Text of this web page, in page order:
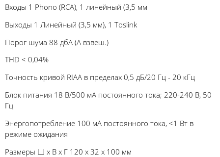
Входы 1 Phono (RCA), 1 линейный (3,5 мм
Выходы 1 Линейный (3,5 мм), 1 Toslink
Порог шума 88 дбА (А взвеш.)
THD < 0,04%
Точность кривой RIAA в пределах 0,5 дБ/20 Гц - 20 кГц
Блок питания 18 В/500 мА постоянного тока; 220-240 В, 50
Гц
Энергопотребление 100 мА постоянного тока, <1 Вт в
режиме ожидания
Размеры Ш х В х Г 120 x 32 x 100 мм